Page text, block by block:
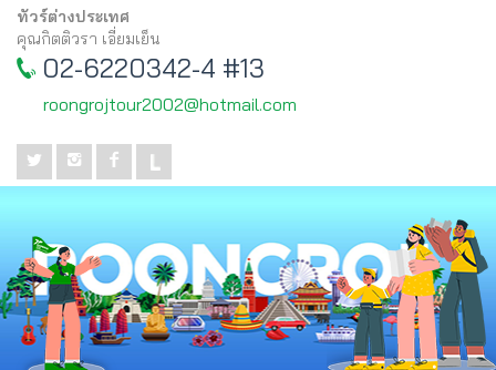
ทัวร์ต่างประเทศ
คุณกิตติวรา เอี่ยมเย็น
02-6220342-4 #13
roongrojtour2002@hotmail.com